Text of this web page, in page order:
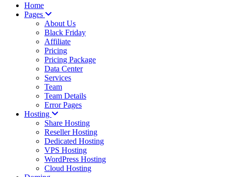
Home
Pages
About Us
Black Friday
Affiliate
Pricing
Pricing Package
Data Center
Services
Team
Team Details
Error Pages
Hosting
Share Hosting
Reseller Hosting
Dedicated Hosting
VPS Hosting
WordPress Hosting
Cloud Hosting